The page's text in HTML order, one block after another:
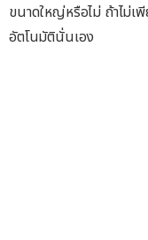
ขนาดใหญ่หรือไม่ ถ้าไม่เ
อัตโนมัตินั่นเอง